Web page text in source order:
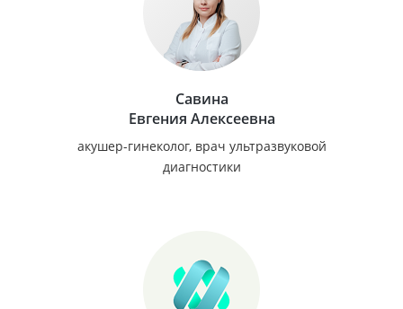
Савина
Евгения Алексеевна
акушер-гинеколог, врач ультразвуковой
диагностики